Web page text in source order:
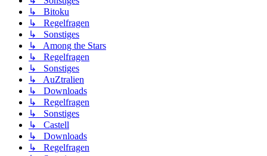
↳ Bitoku
↳ Regelfragen
↳ Sonstiges
↳ Among the Stars
↳ Regelfragen
↳ Sonstiges
↳ AuZtralien
↳ Downloads
↳ Regelfragen
↳ Sonstiges
↳ Castell
↳ Downloads
↳ Regelfragen